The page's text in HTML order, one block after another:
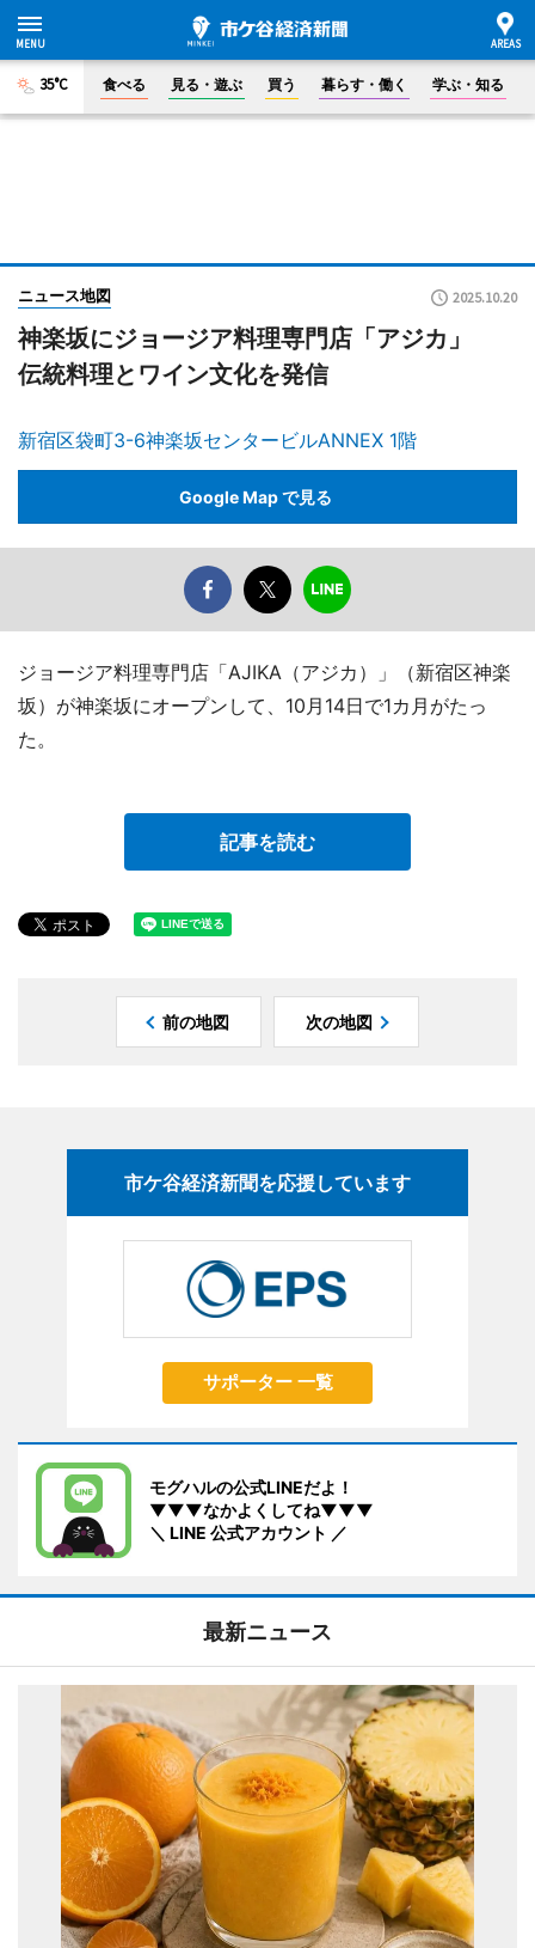
35°C 食べる 見る・遊ぶ 買う 暮らす・働く 学ぶ・知る
ニュース地図 2025.10.20
神楽坂にジョージア料理専門店「アジカ」
伝統料理とワイン文化を発信
新宿区袋町3-6神楽坂センタービルANNEX 1階
Google Map で見る
ジョージア料理専門店「AJIKA（アジカ）」（新宿区神楽
坂）が神楽坂にオープンして、10月14日で1カ月がたっ
た。
記事を読む
前の地図 次の地図
市ケ谷経済新聞を応援しています
サポーター 一覧
モグハルの公式LINEだよ！
▼▼▼なかよくしてね▼▼▼
＼ LINE 公式アカウント ／
最新ニュース